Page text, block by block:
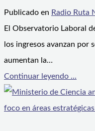
Publicado en Radio Ruta
El Observatorio Laboral
los ingresos avanzan por
aumentan la…
Continuar leyendo ...